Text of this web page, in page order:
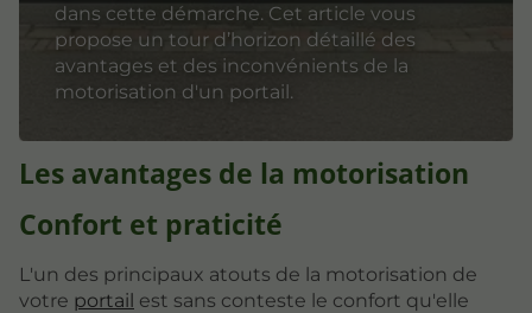
dans cette démarche. Cet article vous
propose un tour d’horizon détaillé des
avantages et des inconvénients de la
motorisation d'un portail.
Les avantages de la motorisation
Confort et praticité
L'un des principaux atouts de la motorisation de
votre portail est sans conteste le confort qu'elle